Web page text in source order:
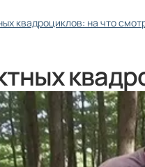
квадроциклов: на что